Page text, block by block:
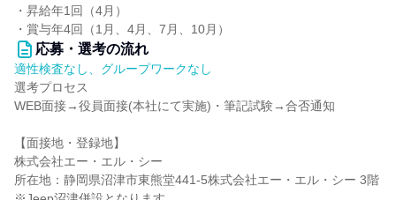
・昇給年1回（4月）
・賞与年4回（1月、4月、7月、10月）
応募・選考の流れ
適性検査なし、グループワークなし
選考プロセス
WEB面接→役員面接(本社にて実施)・筆記試験→合否通知
【面接地・登録地】
株式会社エー・エル・シー
所在地：静岡県沼津市東熊堂441-5株式会社エー・エル・シー 3階